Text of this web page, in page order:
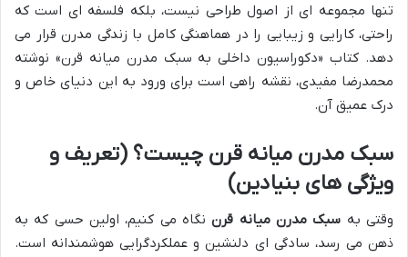
تنها مجموعه ای از اصول طراحی نیست، بلکه فلسفه ای است که
راحتی، کارایی و زیبایی را در هماهنگی کامل با زندگی مدرن قرار می
دهد. کتاب «دکوراسیون داخلی به سبک مدرن میانه قرن» نوشته
محمدرضا مفیدی، نقشه راهی است برای ورود به این دنیای خاص و
درک عمیق آن.
سبک مدرن میانه قرن چیست؟ (تعریف و
ویژگی های بنیادین)
وقتی به سبک مدرن میانه قرننگاه می کنیم، اولین حسی که به
ذهن می رسد، سادگی ای دلنشین و عملکردگرایی هوشمندانه است.